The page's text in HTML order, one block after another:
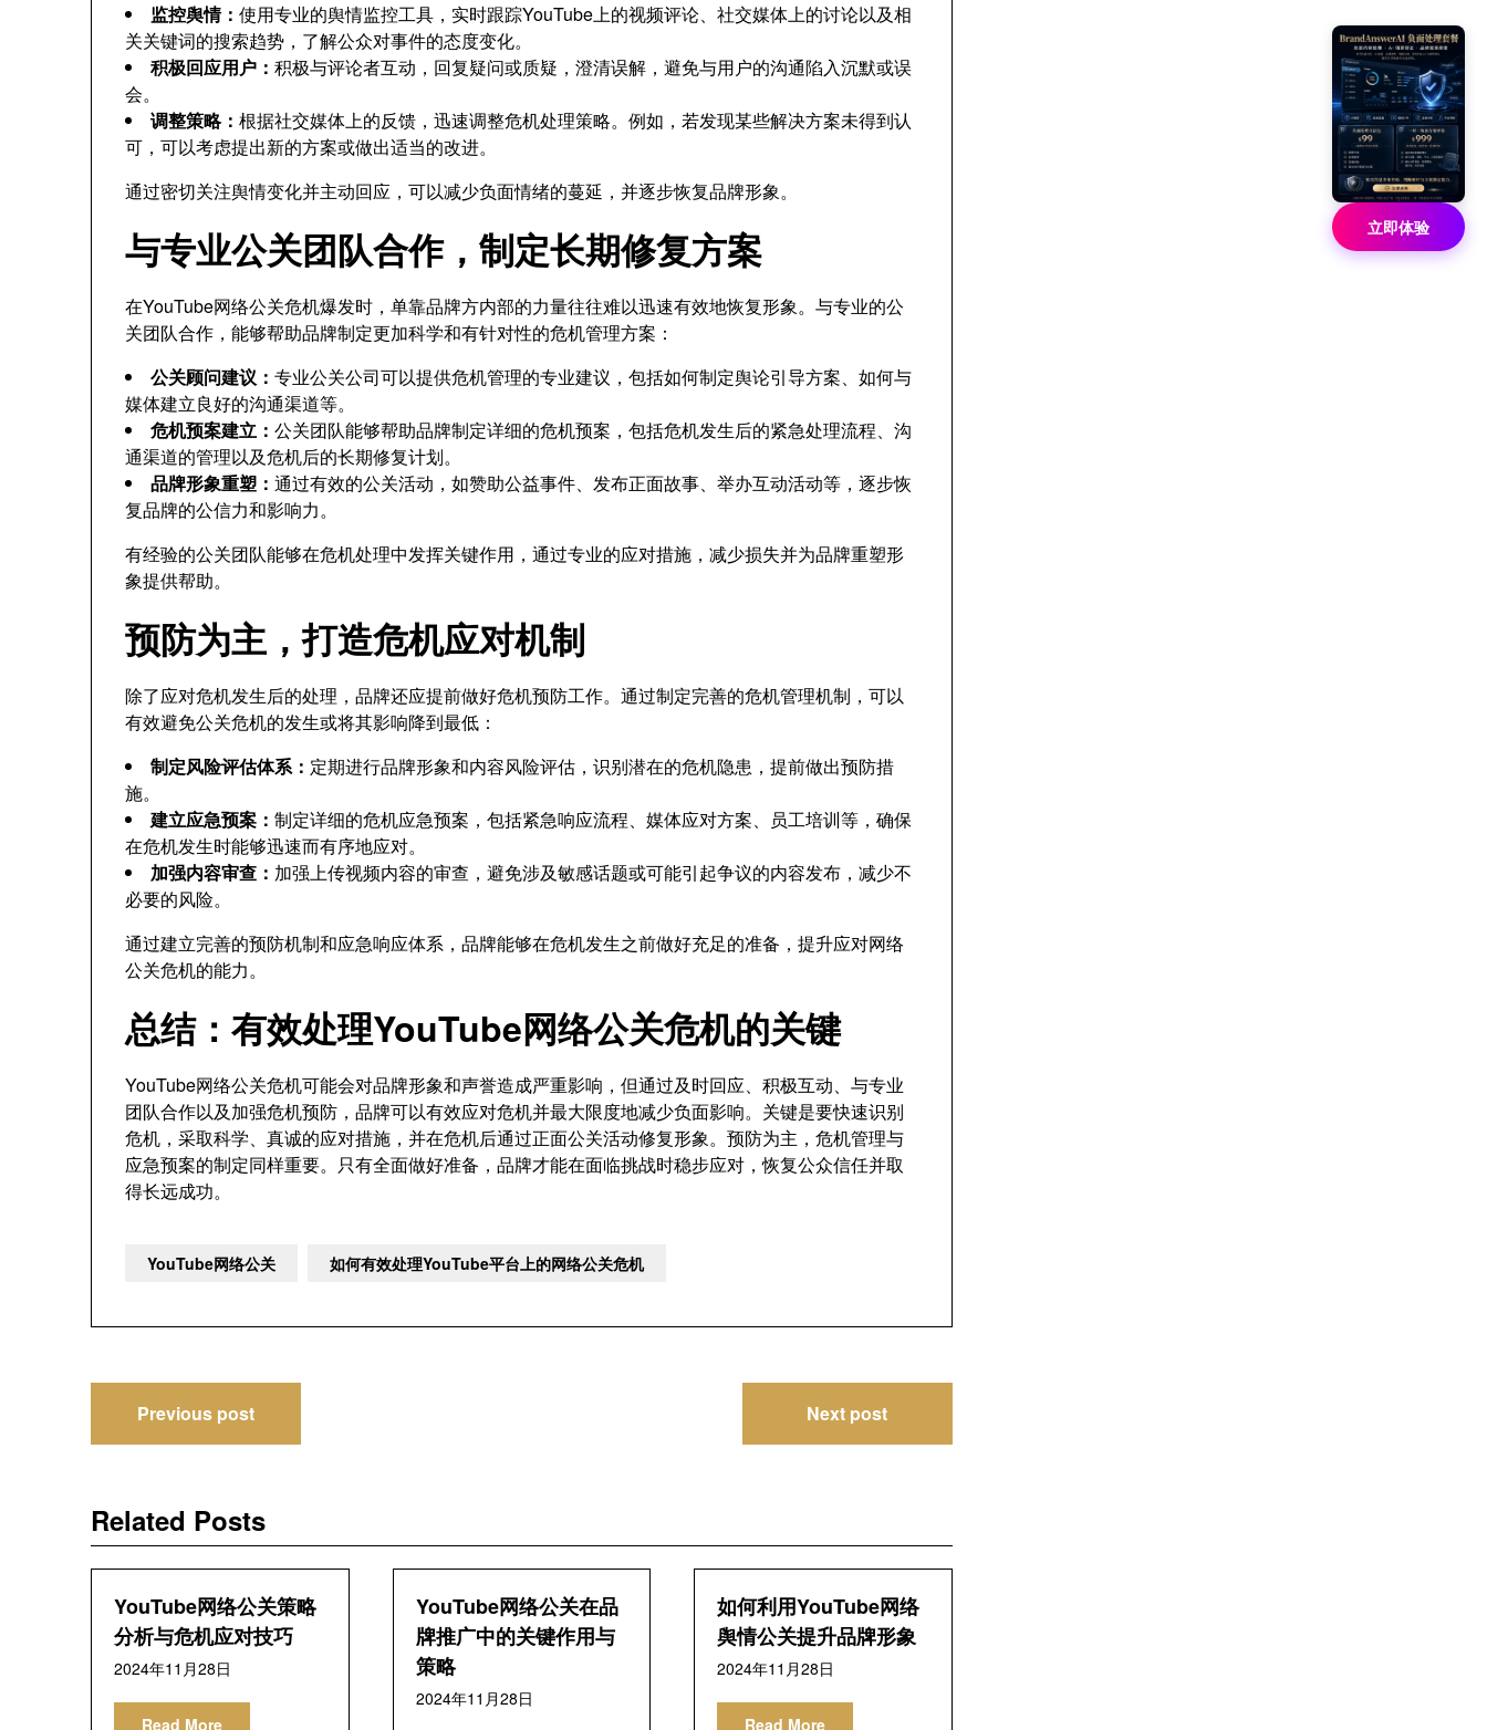
监控舆情： 使用专业的舆情监控工具，实时跟踪YouTube上的视频评论、社交媒体上的讨论以及相
关关键词的搜索趋势，了解公众对事件的态度变化。
积极回应用户： 积极与评论者互动，回复疑问或质疑，澄清误解，避免与用户的沟通陷入沉默或误
会。
调整策略： 根据社交媒体上的反馈，迅速调整危机处理策略。例如，若发现某些解决方案未得到认
可，可以考虑提出新的方案或做出适当的改进。
通过密切关注舆情变化并主动回应，可以减少负面情绪的蔓延，并逐步恢复品牌形象。
与专业公关团队合作，制定长期修复方案
在YouTube网络公关危机爆发时，单靠品牌方内部的力量往往难以迅速有效地恢复形象。与专业的公
关团队合作，能够帮助品牌制定更加科学和有针对性的危机管理方案：
公关顾问建议： 专业公关公司可以提供危机管理的专业建议，包括如何制定舆论引导方案、如何与
媒体建立良好的沟通渠道等。
危机预案建立： 公关团队能够帮助品牌制定详细的危机预案，包括危机发生后的紧急处理流程、沟
通渠道的管理以及危机后的长期修复计划。
品牌形象重塑： 通过有效的公关活动，如赞助公益事件、发布正面故事、举办互动活动等，逐步恢
复品牌的公信力和影响力。
有经验的公关团队能够在危机处理中发挥关键作用，通过专业的应对措施，减少损失并为品牌重塑形
象提供帮助。
预防为主，打造危机应对机制
除了应对危机发生后的处理，品牌还应提前做好危机预防工作。通过制定完善的危机管理机制，可以
有效避免公关危机的发生或将其影响降到最低：
制定风险评估体系： 定期进行品牌形象和内容风险评估，识别潜在的危机隐患，提前做出预防措
施。
建立应急预案： 制定详细的危机应急预案，包括紧急响应流程、媒体应对方案、员工培训等，确保
在危机发生时能够迅速而有序地应对。
加强内容审查： 加强上传视频内容的审查，避免涉及敏感话题或可能引起争议的内容发布，减少不
必要的风险。
通过建立完善的预防机制和应急响应体系，品牌能够在危机发生之前做好充足的准备，提升应对网络
公关危机的能力。
总结：有效处理YouTube网络公关危机的关键
YouTube网络公关危机可能会对品牌形象和声誉造成严重影响，但通过及时回应、积极互动、与专业
团队合作以及加强危机预防，品牌可以有效应对危机并最大限度地减少负面影响。关键是要快速识别
危机，采取科学、真诚的应对措施，并在危机后通过正面公关活动修复形象。预防为主，危机管理与
应急预案的制定同样重要。只有全面做好准备，品牌才能在面临挑战时稳步应对，恢复公众信任并取
得长远成功。
YouTube网络公关 如何有效处理YouTube平台上的网络公关危机
章
导
航
Previous post Next post
Related Posts
YouTube网络公关策略
分析与危机应对技巧
2024年11月28日
Read More
YouTube网络公关在品
牌推广中的关键作用与
策略
2024年11月28日
如何利用YouTube网络
舆情公关提升品牌形象
2024年11月28日
Read More
立即体验